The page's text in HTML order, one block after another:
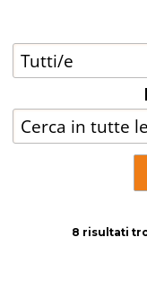
8 risultati